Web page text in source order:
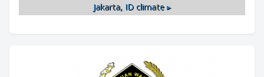
Jakarta, ID climate ▸